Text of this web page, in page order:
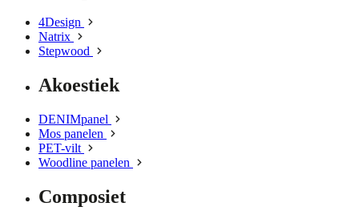
4Design
Natrix
Stepwood
Akoestiek
DENIMpanel
Mos panelen
PET-vilt
Woodline panelen
Composiet